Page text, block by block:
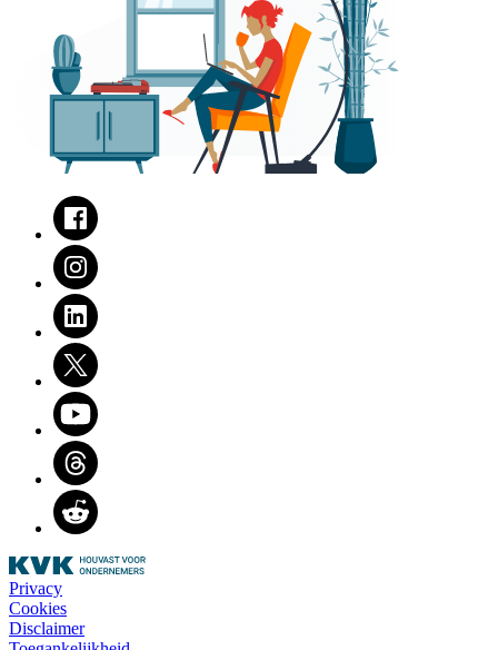
Facebook
Instagram
LinkedIn
Twitter
Youtube
Threads
Reddit
Privacy
Cookies
Disclaimer